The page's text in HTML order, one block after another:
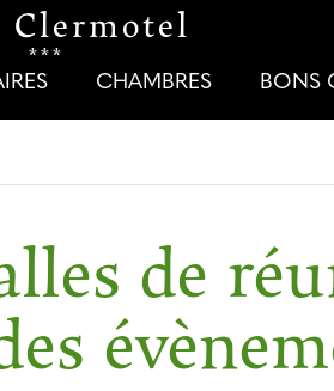
Clermotel
***
CHAMBRES BONS
de